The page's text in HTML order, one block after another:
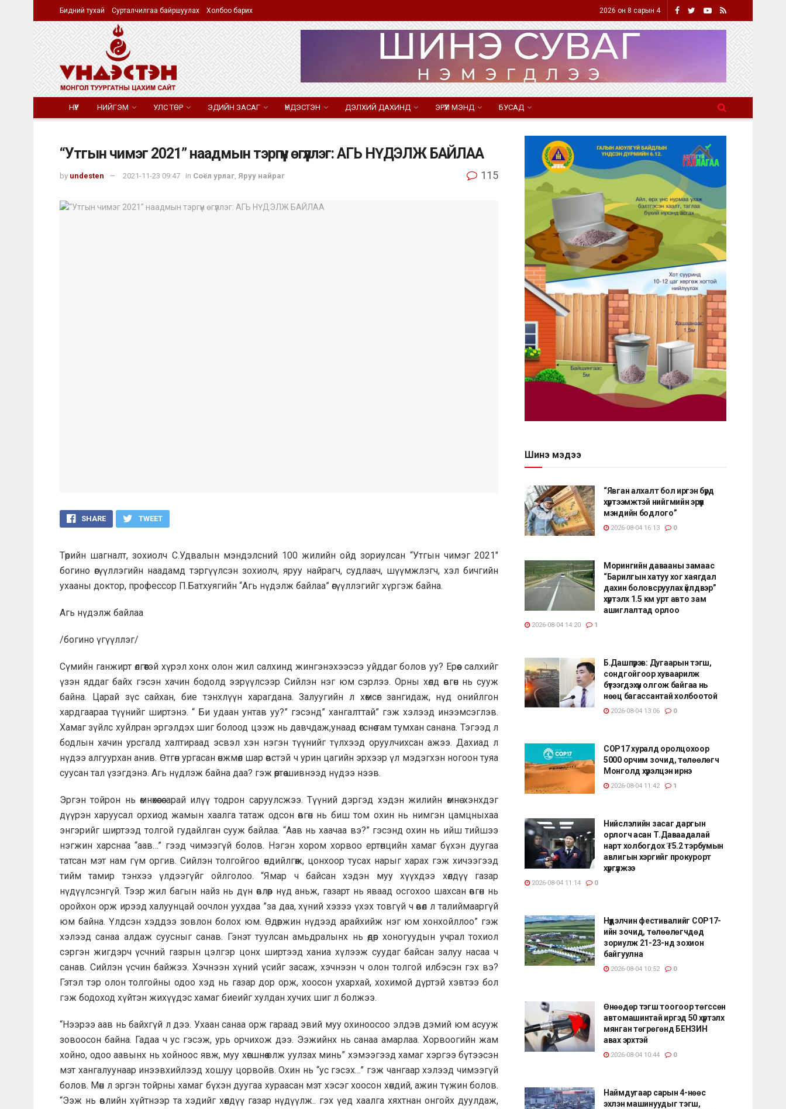
Бидний тухай Сурталчилгаа байршуулах Холбоо барих 2026 он 8 сарын 4
НҮҮР НИЙГЭМ УЛС ТӨР ЭДИЙН ЗАСАГ ҮНДЭСТЭН ДЭЛХИЙ ДАХИНД ЭРҮҮЛ МЭНД БУСАД
“Утгын чимэг 2021” наадмын тэргүүн өгүүллэг: АГЬ НҮДЭЛЖ БАЙЛАА
by undesten 2021-11-23 09:47 in Соёл урлаг, Яруу найраг 115
SHARE TWEET
Төрийн шагналт, зохиолч С.Удвалын мэндэлсний 100 жилийн ойд зориулсан “Утгын чимэг 2021″
богино өгүүллэгийн наадамд тэргүүлсэн зохиолч, яруу найрагч, судлаач, шүүмжлэгч, хэл бичгийн
ухааны доктор, профессор П.Батхуягийн “Агь нүдэлж байлаа” өгүүллэгийг хүргэж байна.
Агь нүдэлж байлаа
/богино үгүүллэг/
Сүмийн ганжирт өлгөөтэй хүрэл хонх олон жил салхинд жингэнэхээсээ уйддаг болов уу? Ерөөс салхийг
үзэн яддаг байх гэсэн хачин бодолд ээрүүлсээр Сийлэн нэг юм сэрлээ. Орны хөлд өвгөн нь сууж
байна. Царай зүс сайхан, бие тэнхлүүн харагдана. Залуугийн л хөмсөг зангидаж, нүд онийлгон
хардгаараа түүнийг ширтэнэ. “ Би удаан унтав уу?” гэсэнд” хангалттай” гэж хэлээд инээмсэглэв.
Хамаг зүйлс хуйлран эргэлдэх шиг болоод цээж нь давчдаж,унаад өгснөө там тумхан санана. Тэгээд л
бодлын хачин урсгалд халтираад эсвэл хэн нэгэн түүнийг түлхээд оруулчихсан ажээ. Дахиад л
нүдээ алгуурхан анив. Өтгөн ургасан өнжмөл шар өвстэй ч урин цагийн эрхээр үл мэдэгхэн ногоон туяа
суусан тал үзэгдэнэ. Агь нүдлэж байна даа? гэж өөртөө шивнээд нүдээ нээв.
Эргэн тойрон нь өмнөхөөсөө арай илүү тодрон саруулсжээ. Түүний дэргэд хэдэн жилийн өмнө хэнхдэг
дүүрэн харуусал орхиод жамын хаалга татаж одсон өвгөн нь биш том охин нь нимгэн цамцныхаа
энгэрийг ширтээд толгой гудайлган сууж байлаа. “Аав нь хаачаа вэ?” гэсэнд охин нь ийш тийшээ
нэгжин харснаа “аав…” гээд чимээгүй болов. Нэгэн хором хорвоо ертөнцийн хамаг бүхэн дуугаа
татсан мэт нам гүм оргив. Сийлэн толгойгоо өндийлгөж, цонхоор тусах нарыг харах гэж хичээгээд
тийм тамир тэнхээ үлдээгүйг ойлголоо. “Ямар ч байсан хэдэн муу хүүхдээ хөлдүү газар
нүдүүлсэнгүй. Тээр жил багын найз нь дүн өвлөөр нүд аньж, газарт нь яваад осгохоо шахсан өвгөн нь
оройхон орж ирээд халуунцай оочлон уухдаа ”за даа, хүний хэзээ үхэх товгүй ч өвөл л талиймааргүй
юм байна. Үлдсэн хэддээ зовлон болох юм. Өдөржин нүдээд арайхийж нэг юм хонхойллоо” гэж
хэлээд санаа алдаж суусныг санав. Гэнэт туулсан амьдралынх нь өдөр хоногуудын учрал тохиол
сэргэн жигдэрч үсчний газрын цэлгэр цонх ширтээд ханиа хүлээж суудаг байсан залуу насаа ч
санав. Сийлэн үсчин байжээ. Хэчнээн хүний үсийг засаж, хэчнээн ч олон толгой илбэсэн гэх вэ?
Гэтэл тэр олон толгойны одоо хэд нь газар дор орж, хоосон ухархай, хохимой дүртэй хэвтээ бол
гэж бодоход хүйтэн жихүүдэс хамаг биеийг хулдан хучих шиг л болжээ.
“Нээрээ аав нь байхгүй л дээ. Ухаан санаа орж гараад эвий муу охиноосоо элдэв дэмий юм асууж
зовоосон байна. Гадаа ч ус гэсэж, урь орчихож дээ. Ээжийнх нь санаа амарлаа. Хорвоогийн жам
хойно, одоо аавынх нь хойноос явж, муу хөгшнөө олж уулзах минь” хэмээгээд хамаг хэргээ бүтээсэн
мэт хангалуунаар инээвхийлээд хошуу цорвойв. Охин нь “ус гэсэх…” гэж чангаар хэлээд чимээгүй
болов. Мөн л эргэн тойрны хамаг бүхэн дуугаа хураасан мэт хэсэг хоосон хөндий, ажин түжин болов.
“Ээж нь өвлийн хүйтнээр та хэдийг хөлдүү газар нүдүүлж.. гэх үед хаалга хяхтнан онгойх дуулдаж,
Шинэ мэдээ
“Явган алхалт бол иргэн бүрд
хүртээмжтэй нийгмийн эрүүл
мэндийн бодлого”
2026-08-04 16:13 0
Морингийн давааны замаас
“Барилгын хатуу хог хаягдал
дахин боловсруулах үйлдвэр”
хүртэлх 1.5 км урт авто зам
ашиглалтад орлоо
2026-08-04 14:20 1
Б.Дашпүрэв: Дугаарын тэгш,
сондгойгоор хуваарилж
бүтээгдэхүүн олгож байгаа нь
нөөц багассантай холбоотой
2026-08-04 13:06 0
СОР17 хуралд оролцохоор
5000 орчим зочид, төлөөлөгч
Монголд хүрэлцэн ирнэ
2026-08-04 11:42 1
Нийслэлийн засаг даргын
орлогч асан Т.Даваадалай
нарт холбогдох ₮5.2 тэрбумын
авлигын хэргийг прокурорт
хүргүүлжээ
2026-08-04 11:14 0
Нүүдэлчин фестивалийг COP17-
ийн зочид, төлөөлөгчдөд
зориулж 21-23-нд зохион
байгуулна
2026-08-04 10:52 0
Өнөөдөр тэгш тоогоор төгссөн
автомашинтай иргэд 50 хүртэлх
мянган төгрөгөнд БЕНЗИН
авах эрхтэй
2026-08-04 10:44 0
Наймдугаар сарын 4-нөөс
эхлэн машинуудыг тэгш,